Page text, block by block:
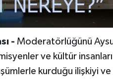
- Moderatörlüğünü
ve kültür
kurduğu ilişkiyi